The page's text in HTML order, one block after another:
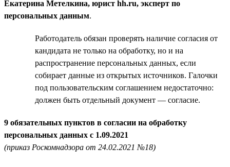
Екатерина Метелкина, юрист hh.ru, эксперт по
персональных данным.
Работодатель обязан проверять наличие согласия от
кандидата не только на обработку, но и на
распространение персональных данных, если
собирает данные из открытых источников. Галочки
под пользовательским соглашением недостаточно:
должен быть отдельный документ — согласие.
9 обязательных пунктов в согласии на обработку
персональных данных с 1.09.2021
(приказ Роскомнадзора от 24.02.2021 №18)